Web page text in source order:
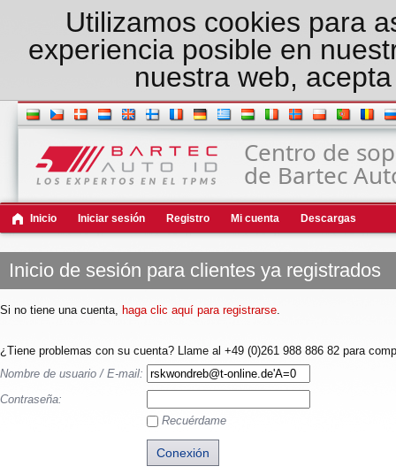
Utilizamos cookies para
experiencia posible en
nuestra web,
Centro de
de Bartec
Inicio Iniciar sesión Registro Mi cuenta Descargas
Inicio de sesión para clientes ya registrados
Si no tiene una cuenta, haga clic aquí para registrarse.
¿Tiene problemas con su cuenta? Llame al +49 (0)261 988 886 82 para
Nombre de usuario / E-mail:
Contraseña:
Recuérdame